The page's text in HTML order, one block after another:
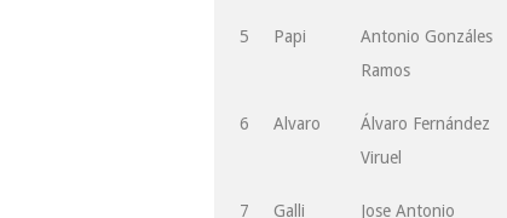
5 Papi
Antonio Gonzáles
Ramos
6 Alvaro
Álvaro Fernández
Viruel
7 Galli Jose Antonio